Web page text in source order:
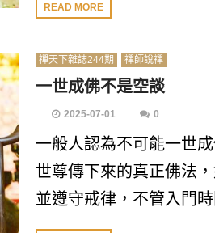
READ MORE
禪天下雜誌244期 禪師說禪
一世成佛不是空談
2025-07-01 0
一般人認為不可能一世
世尊傳下來的真正佛法
並遵守戒律，不管入門